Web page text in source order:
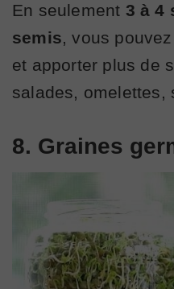
En seulement 3 à 4
semis, vous
et apporter plus de
salades, omelettes,
8. Graines